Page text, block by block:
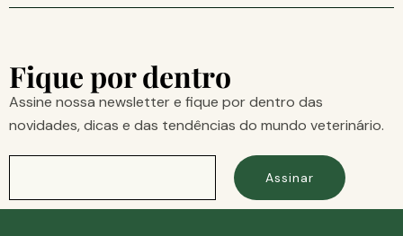
Fique por dentro
Assine nossa newsletter e fique por dentro das
novidades, dicas e das tendências do mundo veterinário.
Assinar